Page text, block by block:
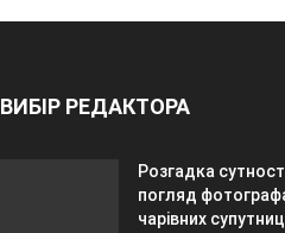
ВИБІР РЕДАКТОРА
Розгадка
погляд
чарівних